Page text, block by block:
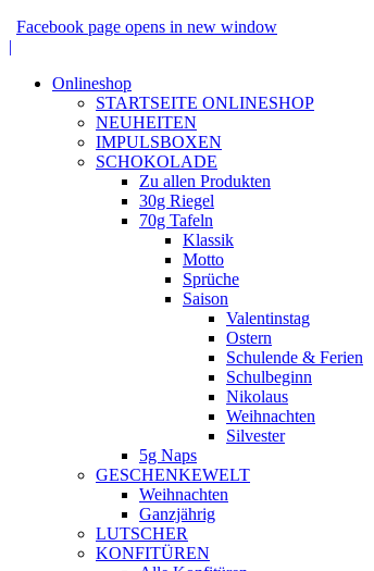
Facebook page opens in new window
|
Onlineshop
STARTSEITE ONLINESHOP
NEUHEITEN
IMPULSBOXEN
SCHOKOLADE
Zu allen Produkten
30g Riegel
70g Tafeln
Klassik
Motto
Sprüche
Saison
Valentinstag
Ostern
Schulende & Ferien
Schulbeginn
Nikolaus
Weihnachten
Silvester
5g Naps
GESCHENKEWELT
Weihnachten
Ganzjährig
LUTSCHER
KONFITÜREN